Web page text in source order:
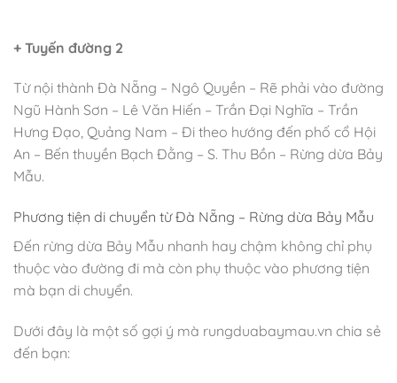
+ Tuyến đường 2
Từ nội thành Đà Nẵng – Ngô Quyền – Rẽ phải vào đường
Ngũ Hành Sơn – Lê Văn Hiến – Trần Đại Nghĩa – Trần
Hưng Đạo, Quảng Nam – Đi theo hướng đến phố cổ Hội
An – Bến thuyền Bạch Đằng – S. Thu Bồn – Rừng dừa Bảy
Mẫu.
Phương tiện di chuyển từ Đà Nẵng – Rừng dừa Bảy Mẫu
Đến rừng dừa Bảy Mẫu nhanh hay chậm không chỉ phụ
thuộc vào đường đi mà còn phụ thuộc vào phương tiện
mà bạn di chuyển.
Dưới đây là một số gợi ý mà rungduabaymau.vn chia sẻ
đến bạn: